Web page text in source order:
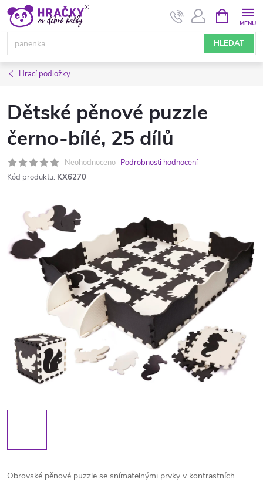
Přejít
obsah
HLEDAT
NÁKUPNÍ
KOŠÍK
Hrací podložky
Dětské pěnové puzzle
černo-bílé, 25 dílů
Neohodnoceno Podrobnosti hodnocení
Kód produktu: KX6270
Obrovské pěnové puzzle se snímatelnými prvky v kontrastních